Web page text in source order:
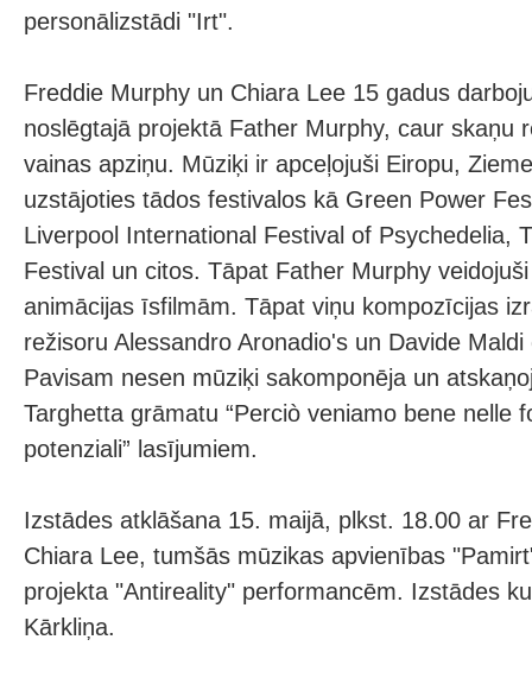
personālizstādi "Irt".
Freddie Murphy un Chiara Lee 15 gadus
noslēgtajā projektā Father Murphy, caur skaņu
vainas apziņu. Mūziķi ir apceļojuši Eiropu,
uzstājoties tādos festivalos kā Green Power
Liverpool International Festival of Psychedelia,
Festival un citos. Tāpat Father Murphy
animācijas īsfilmām. Tāpat viņu kompozīcijas
režisoru Alessandro Aronadio's un Davide
Pavisam nesen mūziķi sakomponēja un
Targhetta grāmatu “Perciò veniamo bene nelle
potenziali” lasījumiem.
Izstādes atklāšana 15. maijā, plkst. 18.00 ar
Chiara Lee, tumšās mūzikas apvienības
projekta "Antireality" performancēm. Izstādes
Kārkliņa.